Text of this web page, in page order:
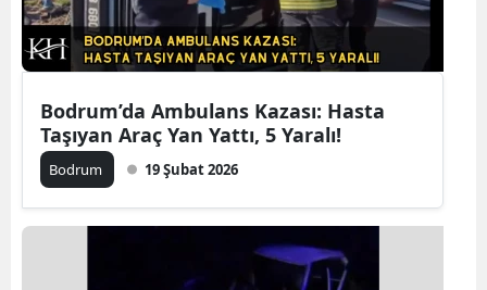
Bodrum’da Ambulans Kazası: Hasta
Taşıyan Araç Yan Yattı, 5 Yaralı!
Bodrum 19 Şubat 2026